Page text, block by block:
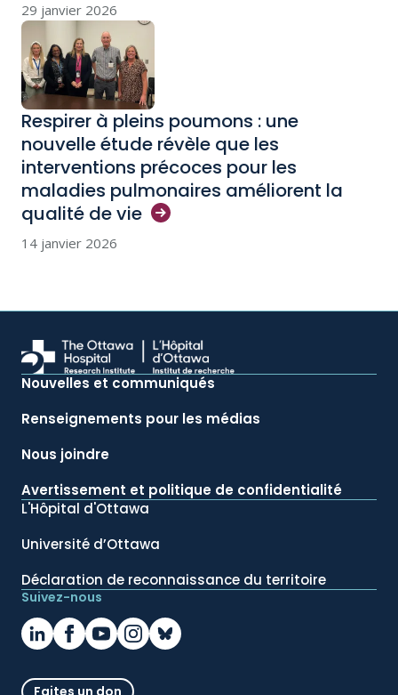
29 janvier 2026
Respirer à pleins poumons : une
nouvelle étude révèle que les
interventions précoces pour les
maladies pulmonaires améliorent la
qualité devie
14 janvier 2026
Nouvelles et communiqués
Renseignements pour les médias
Nous joindre
Avertissement et politique de confidentialité
L'Hôpital d'Ottawa
Université d’Ottawa
Déclaration de reconnaissance du territoire
Suivez-nous